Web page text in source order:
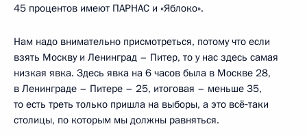
45 процентов имеют ПАРНАС и «Яблоко».
Нам надо внимательно присмотреться, потому что если
взять Москву и Ленинград – Питер, то у нас здесь самая
низкая явка. Здесь явка на 6 часов была в Москве 28,
в Ленинграде – Питере – 25, итоговая – меньше 35,
то есть треть только пришла на выборы, а это всё‑таки
столицы, по которым мы должны равняться.